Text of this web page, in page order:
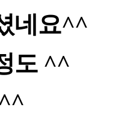
네요^^
도 ^^